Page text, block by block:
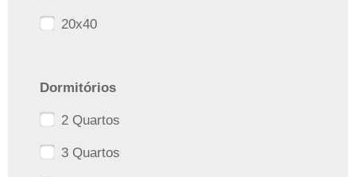
20x40
Dormitórios
2 Quartos
3 Quartos